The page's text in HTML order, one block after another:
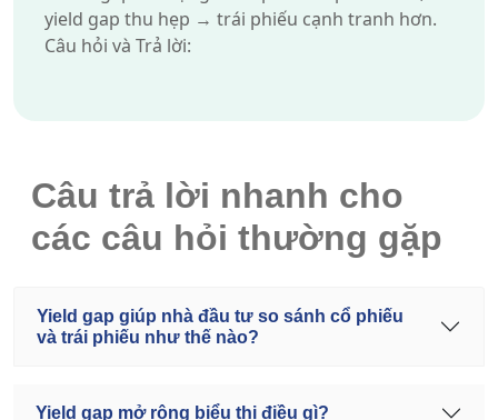
yield gap thu hẹp → trái phiếu cạnh tranh hơn.
Câu hỏi và Trả lời:
Câu trả lời nhanh cho
các câu hỏi thường gặp
Yield gap giúp nhà đầu tư so sánh cổ phiếu
và trái phiếu như thế nào?
Yield gap mở rộng biểu thị điều gì?